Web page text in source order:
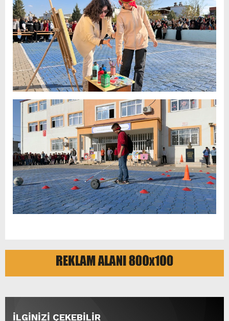
İLGİNİZİ ÇEKEBİLİR